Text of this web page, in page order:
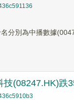
分別為中播數據
技(08247.HK)